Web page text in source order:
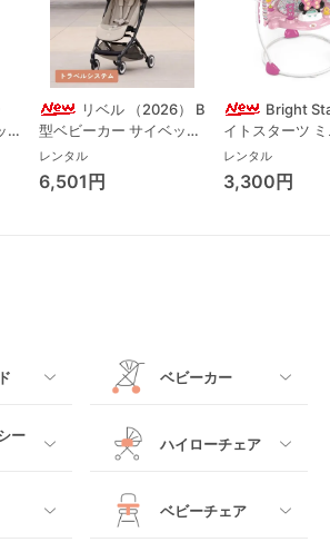
リベル （2026） B
型ベビーカー サイベック
ス(cybex)
レンタル
6,501円
Bright
イトスターツ
ス フォーエバ
レンド ジャン
パルー キッズ
レンタル
3,300円
ベビーカー
すべて
ー
ハイローチェア
すべて
ベビーチェア